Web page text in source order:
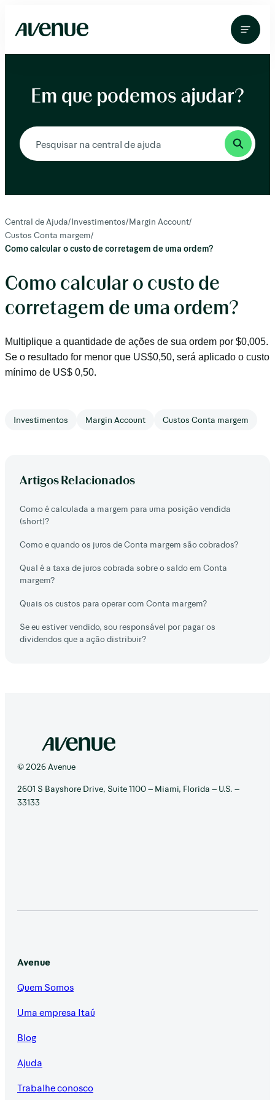
para
conteúdo
Em que podemos ajudar?
Central de Ajuda/Investimentos/Margin Account/
Custos Conta margem/
Como calcular o custo de corretagem de uma ordem?
Como calcular o custo de
corretagem de uma ordem?
Multiplique a quantidade de ações de sua ordem por $0,005.
Se o resultado for menor que US$0,50, será aplicado o custo
mínimo de US$ 0,50.
Investimentos Margin Account Custos Conta margem
Artigos Relacionados
Como é calculada a margem para uma posição vendida
(short)?
Como e quando os juros de Conta margem são cobrados?
Qual é a taxa de juros cobrada sobre o saldo em Conta
margem?
Quais os custos para operar com Conta margem?
Se eu estiver vendido, sou responsável por pagar os
dividendos que a ação distribuir?
© 2026 Avenue
2601 S Bayshore Drive, Suite 1100 – Miami, Florida – U.S. –
33133
Avenue
Quem Somos
Uma empresa Itaú
Blog
Ajuda
Trabalhe conosco